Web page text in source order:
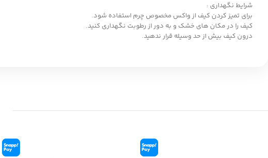
شرایط نگهداری :
برای تمیز کردن کیف از واکس مخصوص چرم استفاده شود.
کیف را در مکان های خشک و به دور از رطوبت نگهداری کنید.
درون کیف بیش از حد وسیله قرار ندهید.